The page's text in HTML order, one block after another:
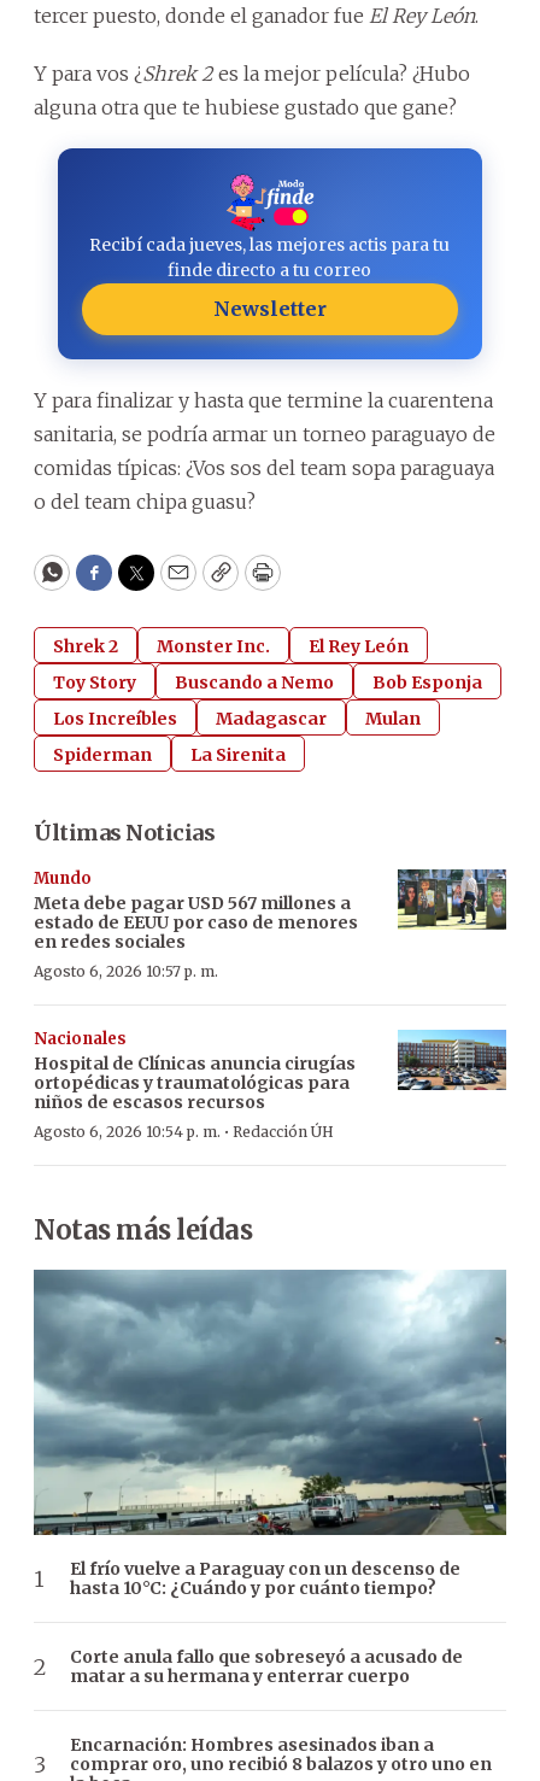
tercer puesto, donde el ganador fue El Rey León.
Y para vos ¿Shrek 2es la mejor película? ¿Hubo
alguna otra que te hubiese gustado que gane?
Recibí cada jueves, las mejores actis para tu
finde directo a tu correo
Newsletter
Y para finalizar y hasta que termine la cuarentena
sanitaria, se podría armar un torneo paraguayo de
comidas típicas: ¿Vos sos del team sopa paraguaya
o del team chipa guasu?
WhatsApp
Facebook
Twitter
EmailCopyPrint
Shrek 2 Monster Inc.
El Rey León
Toy Story
Buscando a Nemo
Bob Esponja
Los Increíbles
Madagascar
Mulan
Spiderman
La Sirenita
Últimas Noticias
Mundo
Meta debe pagar USD 567 millones a
estado de EEUU por caso de menores
en redes sociales
Agosto 6, 2026 10:57 p. m.
Nacionales
Hospital de Clínicas anuncia cirugías
ortopédicas y traumatológicas para
niños de escasos recursos
Agosto 6, 2026 10:54 p. m. · Redacción ÚH
Notas más leídas
El frío vuelve a Paraguay con un descenso de
hasta 10°C: ¿Cuándo y por cuánto tiempo?
Corte anula fallo que sobreseyó a acusado de
matar a su hermana y enterrar cuerpo
Encarnación: Hombres asesinados iban a
comprar oro, uno recibió 8 balazos y otro uno en